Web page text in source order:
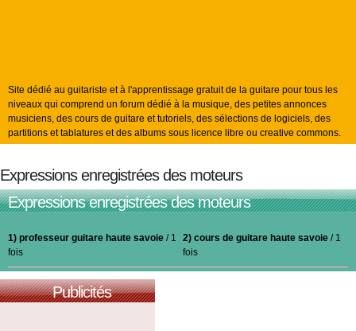
Site dédié au guitariste et à l'apprentissage gratuit de la guitare pour tous les
niveaux qui comprend un forum dédié à la musique, des petites annonces
musiciens, des cours de guitare et tutoriels, des sélections de logiciels, des
partitions et tablatures et des albums sous licence libre ou creative commons.
Expressions enregistrées des moteurs
Expressions enregistrées des moteurs
1) professeur guitare haute savoie / 1
fois
2) cours de guitare haute savoie / 1
fois
Publicités